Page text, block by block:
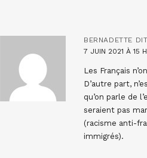
BERNADETTE
7 JUIN 2021 À 15
Les Français
D’autre part,
qu’on parle de
seraient pas
(racisme anti-
immigrés).